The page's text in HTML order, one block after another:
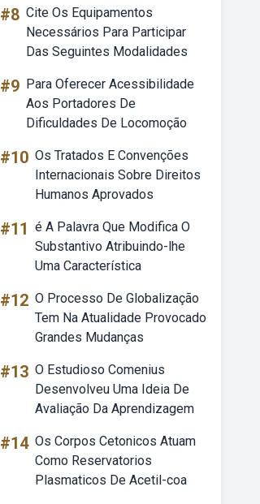
#8 Cite Os Equipamentos
Necessários Para Participar
Das Seguintes Modalidades
#9 Para Oferecer Acessibilidade
Aos Portadores De
Dificuldades De Locomoção
#10 Os Tratados E Convenções
Internacionais Sobre Direitos
Humanos Aprovados
#11 é A Palavra Que Modifica O
Substantivo Atribuindo-lhe
Uma Característica
#12 O Processo De Globalização
Tem Na Atualidade Provocado
Grandes Mudanças
#13 O Estudioso Comenius
Desenvolveu Uma Ideia De
Avaliação Da Aprendizagem
#14 Os Corpos Cetonicos Atuam
Como Reservatorios
Plasmaticos De Acetil-coa